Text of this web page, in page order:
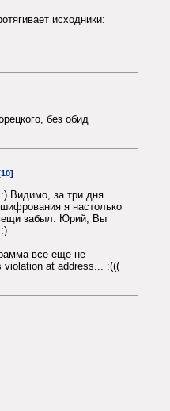
исходники:
без обид
Видимо, за три дня
я настолько
забыл. Юрий, Вы
все еще не
violation at address... :(((